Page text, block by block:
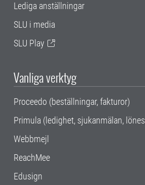
Lediga anställningar
SLU i media
SLU Play
Vanliga verktyg
Proceedo (beställningar, fakturor)
Primula (ledighet, sjukanmälan,
Webbmejl
ReachMee
Edusign